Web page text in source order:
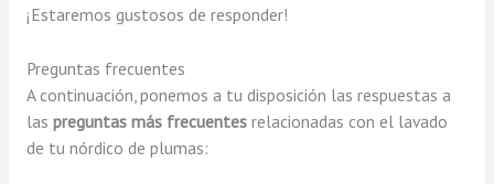
¡Estaremos gustosos de responder!
Preguntas frecuentes
A continuación, ponemos a tu disposición las respuestas a
las preguntas más frecuentesrelacionadas con el lavado
de tu nórdico de plumas: